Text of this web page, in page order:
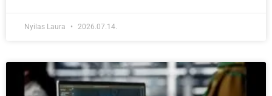
Nyilas Laura 2026.07.14.